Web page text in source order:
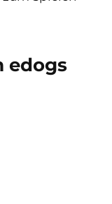
edogs